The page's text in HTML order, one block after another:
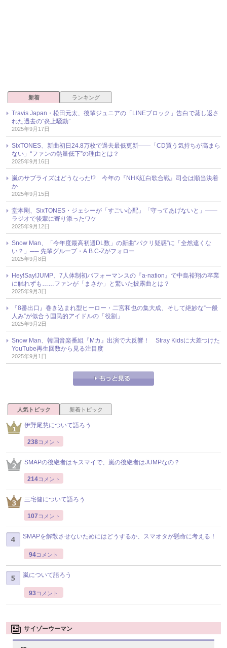
新着 ランキング
Travis Japan・松田元太、後輩ジュニアの「LINEブロック」告白で蒸し返さ
れた過去の“炎上騒動”
2025年9月17日
SixTONES、新曲初日24.8万枚で過去最低更新――「CD買う気持ちが高まら
ない」“ファンの熱量低下”の理由とは？
2025年9月16日
嵐のサプライズはどうなった!? 今年の『NHK紅白歌合戦』司会は順当決着
か
2025年9月15日
堂本剛、SixTONES・ジェシーが「すごい心配」「守ってあげないと」――
ラジオで後輩に寄り添ったワケ
2025年9月12日
Snow Man、「今年度最高初週DL数」の新曲“パクリ疑惑”に「全然違くな
い？」── 先輩グループ・A.B.C-Zがフォロー
2025年9月8日
Hey!Say!JUMP、7人体制初パフォーマンスの『a-nation』で中島裕翔の卒業
に触れずも……ファンが「まさか」と驚いた披露曲とは？
2025年9月3日
『8番出口』巻き込まれ型ヒーロー・二宮和也の集大成、そして絶妙な“一般
人み”が似合う国民的アイドルの「役割」
2025年9月2日
Snow Man、韓国音楽番組『Mカ』出演で大反響！ Stray Kidsに大差つけた
YouTube再生回数から見る注目度
2025年9月1日
人気トピック 新着トピック
伊野尾慧について語ろう
238コメント
SMAPの後継者はキスマイで、嵐の後継者はJUMPなの？
214コメント
三宅健について語ろう
107 コメント
SMAPを解散させないためにはどうするか、スマオタが懸命に考える！
94コメント
嵐について語ろう
93コメント
サイゾーウーマン